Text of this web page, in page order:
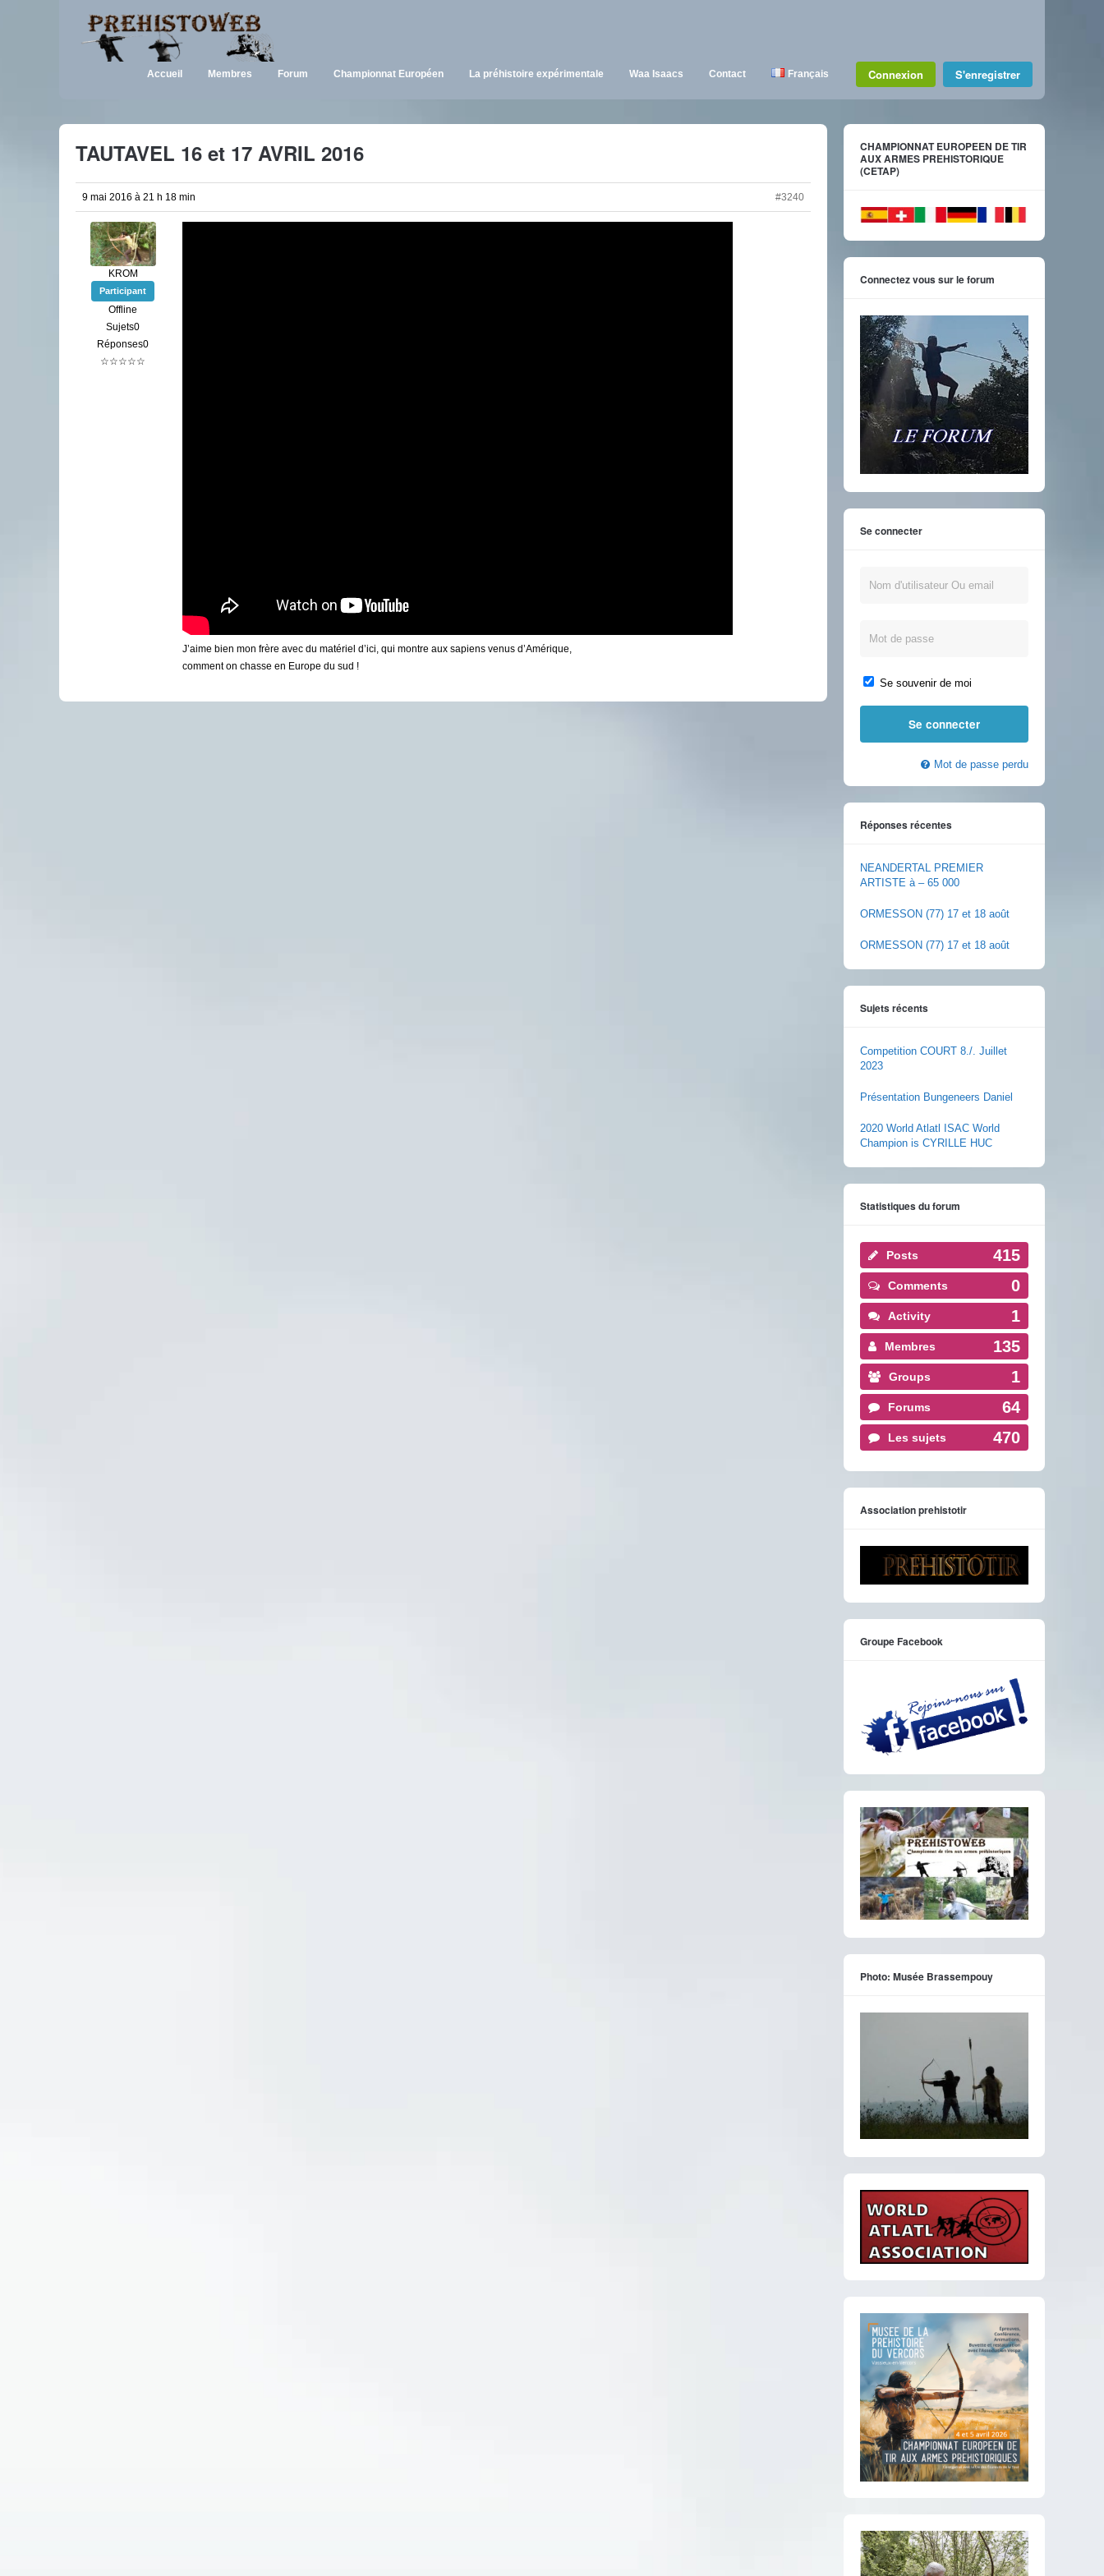
Accueil Membres Forum Championnat Européen La préhistoire expérimentale Waa Isaacs Contact Français Connexion S'enregistrer
TAUTAVEL 16 et 17 AVRIL 2016
9 mai 2016 à 21 h 18 min #3240
KROM
Participant
Offline
Sujets0
Réponses0
☆☆☆☆☆
J’aime bien mon frère avec du matériel d’ici, qui montre aux sapiens venus d’Amérique,
comment on chasse en Europe du sud !
CHAMPIONNAT EUROPEEN DE TIR
AUX ARMES PREHISTORIQUE
(CETAP)
Connectez vous sur le forum
Se connecter
Se souvenir de moi
Mot de passe perdu
Réponses récentes
NEANDERTAL PREMIER
ARTISTE à – 65 000
ORMESSON (77) 17 et 18 août
ORMESSON (77) 17 et 18 août
Sujets récents
Competition COURT 8./. Juillet
2023
Présentation Bungeneers Daniel
2020 World Atlatl ISAC World
Champion is CYRILLE HUC
Statistiques du forum
Posts 415
Comments 0
Activity 1
Membres 135
Groups 1
Forums 64
Les sujets 470
Association prehistotir
Groupe Facebook
Photo: Musée Brassempouy